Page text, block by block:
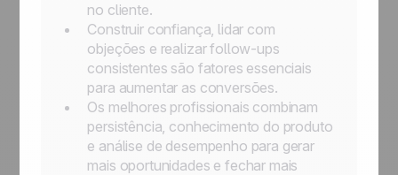
no cliente.
Construir confiança, lidar com
objeções e realizar follow-ups
consistentes são fatores essenciais
para aumentar as conversões.
Os melhores profissionais combinam
persistência, conhecimento do produto
e análise de desempenho para gerar
mais oportunidades e fechar mais